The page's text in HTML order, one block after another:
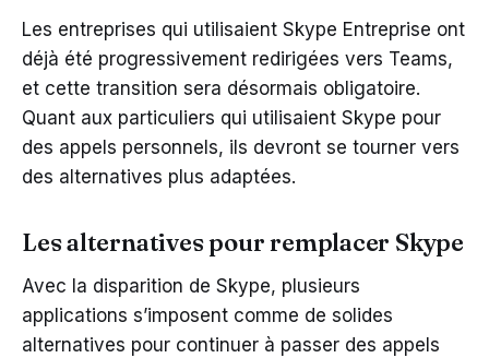
Les entreprises qui utilisaient Skype Entreprise ont
déjà été progressivement redirigées vers Teams,
et cette transition sera désormais obligatoire.
Quant aux particuliers qui utilisaient Skype pour
des appels personnels, ils devront se tourner vers
des alternatives plus adaptées.
Les alternatives pour remplacer Skype
Avec la disparition de Skype, plusieurs
applications s’imposent comme de solides
alternatives pour continuer à passer des appels